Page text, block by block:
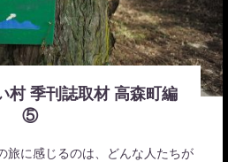
村 季刊誌取材 高森町編
⑤
旅に感じるのは、どんな人たちが